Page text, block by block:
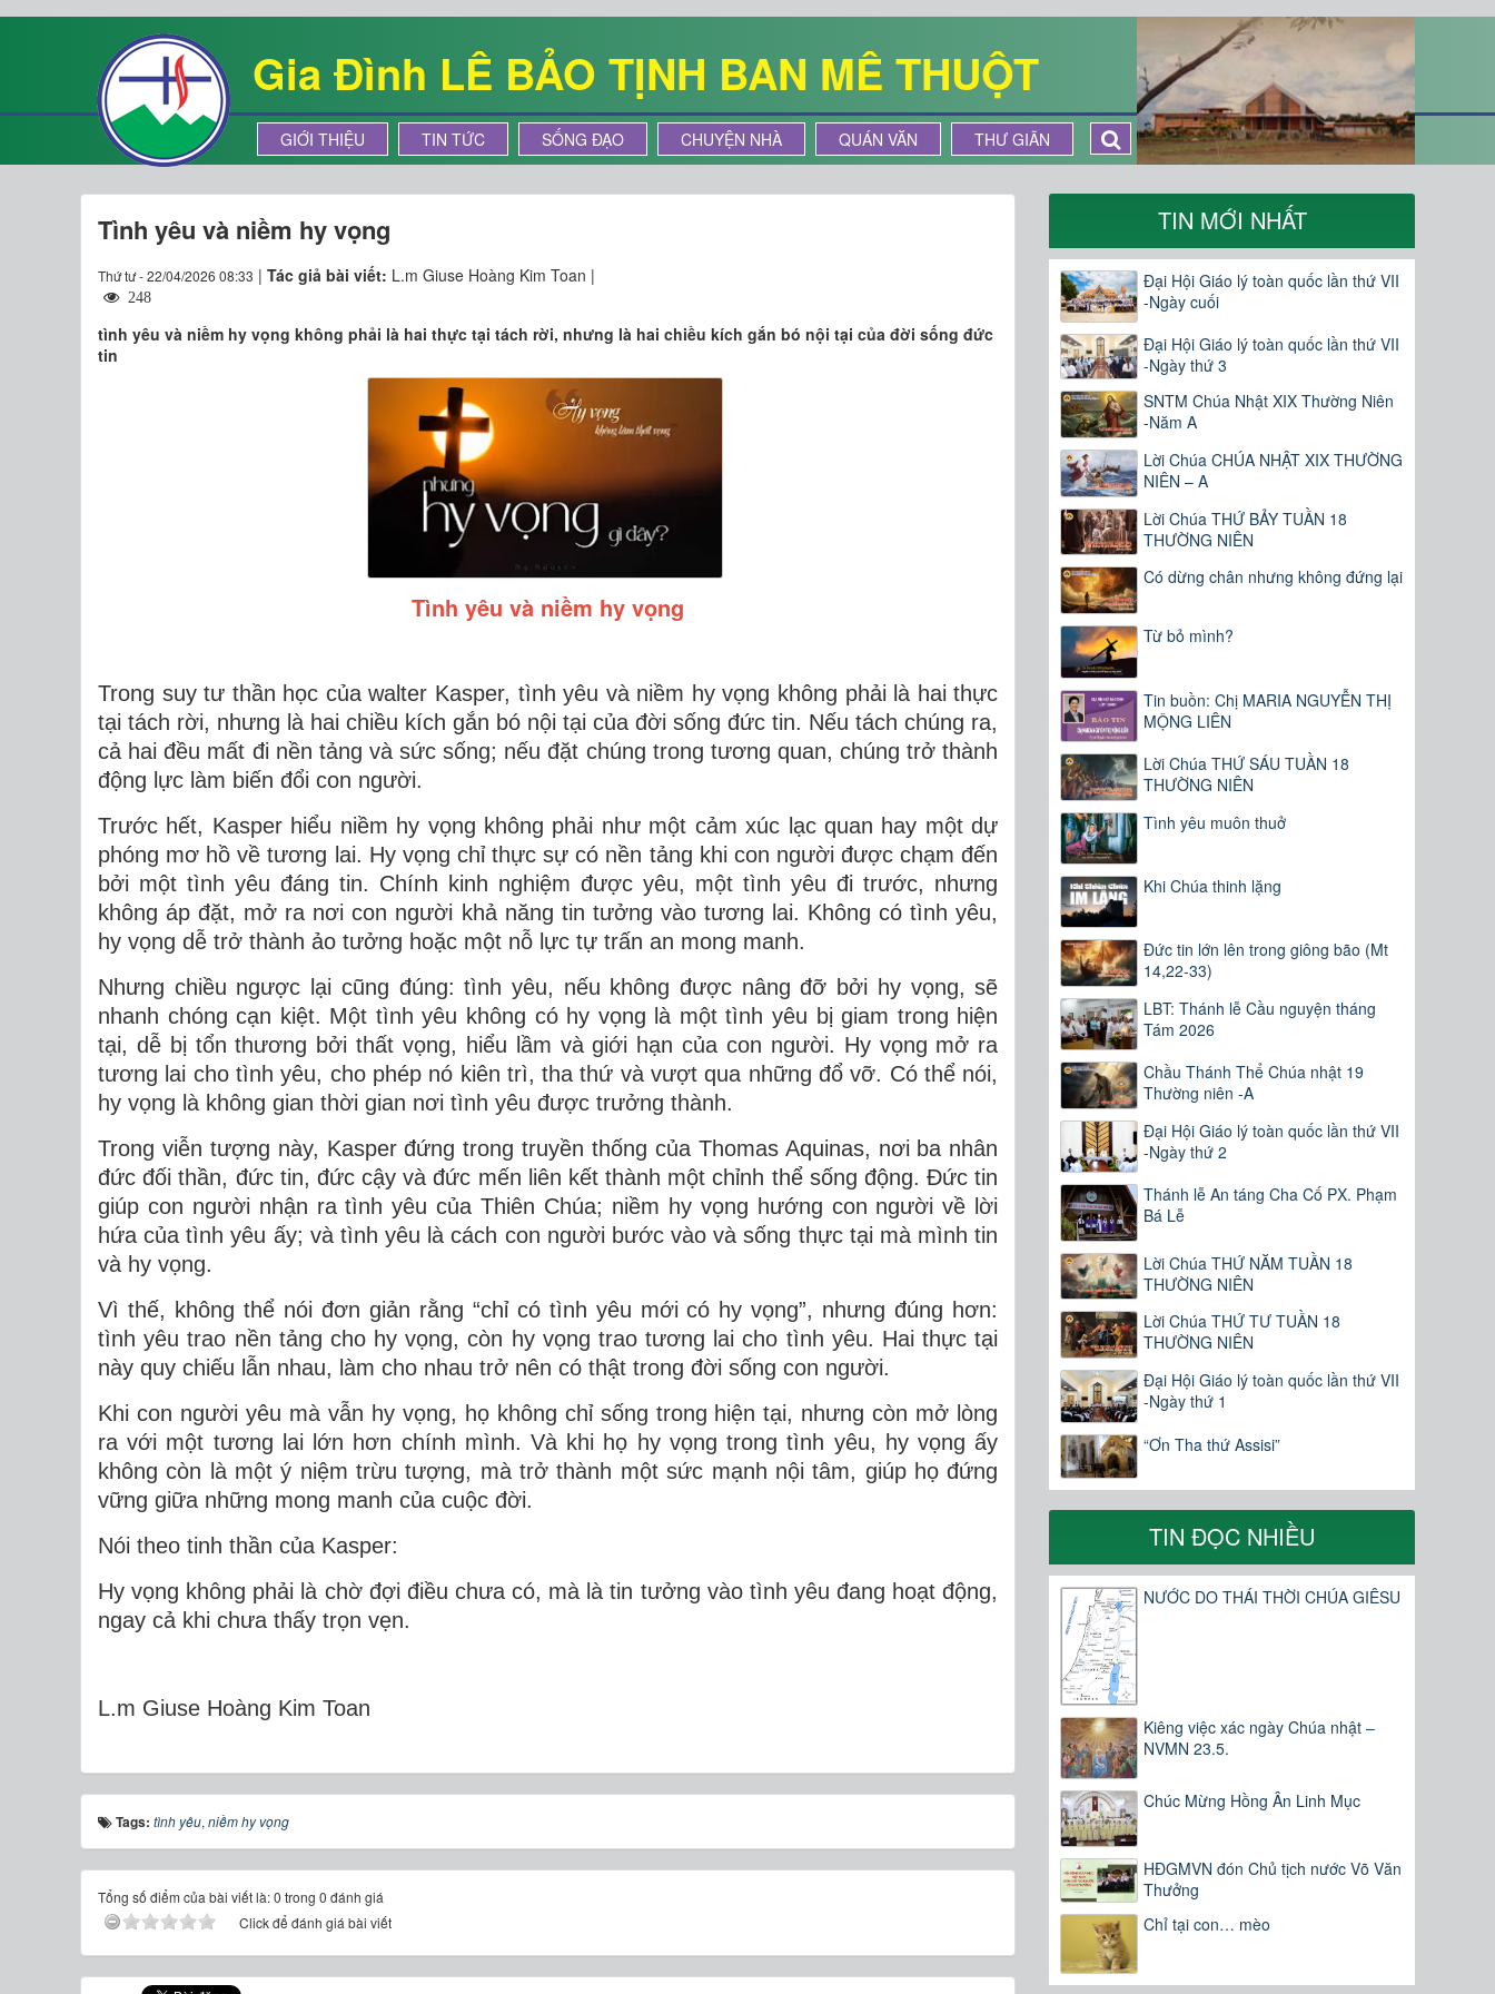
Gia Đình LÊ BẢO TỊNH BAN MÊ THUỘT
GIỚI THIỆU TIN TỨC SỐNG ĐẠO CHUYỆN NHÀ QUÁN VĂN THƯ GIÃN
Tình yêu và niềm hy vọng
Thứ tư - 22/04/2026 08:33 | Tác giả bài viết: L.m Giuse Hoàng Kim Toan |
248
tình yêu và niềm hy vọng không phải là hai thực tại tách rời, nhưng là hai chiều kích gắn bó nội tại của đời sống đức
tin
Tình yêu và niềm hy vọng
Trong suy tư thần học của walter Kasper, tình yêu và niềm hy vọng không phải là hai thực
tại tách rời, nhưng là hai chiều kích gắn bó nội tại của đời sống đức tin. Nếu tách chúng ra,
cả hai đều mất đi nền tảng và sức sống; nếu đặt chúng trong tương quan, chúng trở thành
động lực làm biến đổi con người.
Trước hết, Kasper hiểu niềm hy vọng không phải như một cảm xúc lạc quan hay một dự
phóng mơ hồ về tương lai. Hy vọng chỉ thực sự có nền tảng khi con ngườiđược chạm đến
bởi một tình yêu đáng tin. Chính kinh nghiệm được yêu, một tình yêu đi trước, nhưng
không áp đặt, mở ra nơi con người khả năng tin tưởng vào tương lai. Không có tình yêu,
hy vọng dễ trở thành ảo tưởng hoặc một nỗ lực tự trấn an mong manh.
Nhưng chiều ngược lại cũng đúng: tình yêu, nếu không được nâng đỡ bởi hy vọng, sẽ
nhanh chóng cạn kiệt. Một tình yêu không có hy vọng là một tình yêu bị giam trong hiện
tại, dễ bị tổn thương bởi thất vọng, hiểu lầm và giới hạn của con người. Hy vọng mở ra
tương lai cho tình yêu, cho phép nó kiên trì, tha thứ và vượt qua những đổ vỡ. Có thể nói,
hy vọng là không gian thời gian nơi tình yêu được trưởng thành.
Trong viễn tượng này, Kasper đứng trong truyền thống của Thomas Aquinas, nơi ba nhân
đức đối thần, đức tin, đức cậy và đức mến liên kết thành một chỉnh thể sống động. Đức tin
giúp con người nhận ra tình yêu của Thiên Chúa; niềm hy vọng hướng con người về lời
hứa của tình yêu ấy; và tình yêu là cách con người bước vào và sống thực tại mà mình tin
và hy vọng.
Vì thế, không thể nói đơn giản rằng “chỉ có tình yêu mới có hy vọng”, nhưng đúng hơn:
tình yêu trao nền tảng cho hy vọng, còn hy vọng trao tương lai cho tình yêu. Hai thực tại
này quy chiếu lẫn nhau, làm cho nhau trở nên có thật trong đời sống con người.
Khi con người yêu mà vẫn hy vọng, họ không chỉ sống trong hiện tại, nhưng còn mở lòng
ra với một tương lai lớn hơn chính mình. Và khi họ hy vọng trong tình yêu, hy vọng ấy
không còn là một ý niệm trừu tượng, mà trở thành một sức mạnh nội tâm, giúp họ đứng
vững giữa những mong manh của cuộc đời.
Nói theo tinh thần của Kasper:
Hy vọng không phải là chờ đợi điều chưa có, mà là tin tưởng vào tình yêu đang hoạt động,
ngay cả khi chưa thấy trọn vẹn.
L.m Giuse Hoàng Kim Toan
Tags: tình yêu, niềm hy vọng
Tổng số điểm của bài viết là: 0 trong 0 đánh giá
Click để đánh giá bài viết
TIN MỚI NHẤT
Đại Hội Giáo lý toàn quốc lần thứ VII
-Ngày cuối
Đại Hội Giáo lý toàn quốc lần thứ VII
-Ngày thứ 3
SNTM Chúa Nhật XIX Thường Niên
-Năm A
Lời Chúa CHÚA NHẬT XIX THƯỜNG
NIÊN – A
Lời Chúa THỨ BẢY TUẦN 18
THƯỜNG NIÊN
Có dừng chân nhưng không đứng lại
Từ bỏ mình?
Tin buồn: Chị MARIA NGUYỄN THỊ
MỘNG LIÊN
Lời Chúa THỨ SÁU TUẦN 18
THƯỜNG NIÊN
Tình yêu muôn thuở
Khi Chúa thinh lặng
Đức tin lớn lên trong giông bão (Mt
14,22-33)
LBT: Thánh lễ Cầu nguyện tháng
Tám 2026
Chầu Thánh Thể Chúa nhật 19
Thường niên -A
Đại Hội Giáo lý toàn quốc lần thứ VII
-Ngày thứ 2
Thánh lễ An táng Cha Cố PX. Phạm
Bá Lễ
Lời Chúa THỨ NĂM TUẦN 18
THƯỜNG NIÊN
Lời Chúa THỨ TƯ TUẦN 18
THƯỜNG NIÊN
Đại Hội Giáo lý toàn quốc lần thứ VII
-Ngày thứ 1
“Ơn Tha thứ Assisi”
TIN ĐỌC NHIỀU
NƯỚC DO THÁI THỜI CHÚA GIÊSU
Kiêng việc xác ngày Chúa nhật –
NVMN 23.5.
Chúc Mừng Hồng Ân Linh Mục
HĐGMVN đón Chủ tịch nước Võ Văn
Thưởng
Chỉ tại con… mèo